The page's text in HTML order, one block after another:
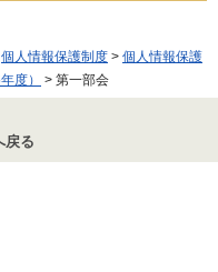
個人情報保護制度 > 個人情報保護
度） > 第一部会
戻る